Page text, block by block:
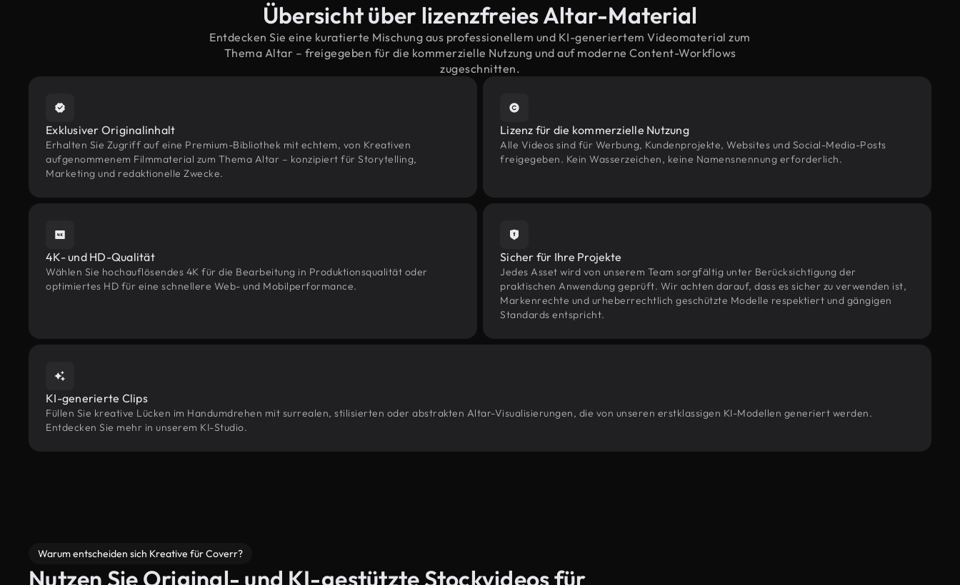
Übersicht über lizenzfreies Altar-Material
Entdecken Sie eine kuratierte Mischung aus professionellem und KI-generiertem Videomaterial zum
Thema Altar – freigegeben für die kommerzielle Nutzung und auf moderne Content-Workflows
zugeschnitten.
Exklusiver Originalinhalt
Erhalten Sie Zugriff auf eine Premium-Bibliothek mit echtem, von Kreativen
aufgenommenem Filmmaterial zum Thema Altar – konzipiert für Storytelling,
Marketing und redaktionelle Zwecke.
Lizenz für die kommerzielle Nutzung
Alle Videos sind für Werbung, Kundenprojekte, Websites und Social-Media-Posts
freigegeben. Kein Wasserzeichen, keine Namensnennung erforderlich.
4K- und HD-Qualität
Wählen Sie hochauflösendes 4K für die Bearbeitung in Produktionsqualität oder
optimiertes HD für eine schnellere Web- und Mobilperformance.
Sicher für Ihre Projekte
Jedes Asset wird von unserem Team sorgfältig unter Berücksichtigung der
praktischen Anwendung geprüft. Wir achten darauf, dass es sicher zu verwenden ist,
Markenrechte und urheberrechtlich geschützte Modelle respektiert und gängigen
Standards entspricht.
KI-generierte Clips
Füllen Sie kreative Lücken im Handumdrehen mit surrealen, stilisierten oder abstrakten Altar-Visualisierungen, die von unseren erstklassigen KI-Modellen generiert werden.
Entdecken Sie mehr in unserem KI-Studio.
Warum entscheiden sich Kreative für Coverr?
Nutzen Sie Original- und KI-gestützte Stockvideos für